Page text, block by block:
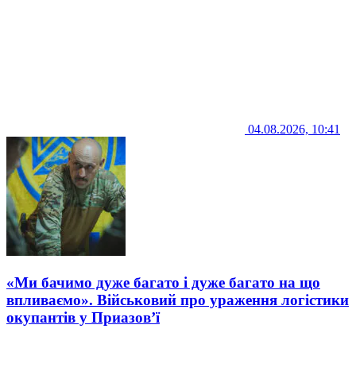
04.08.2026, 10:41
«Ми бачимо дуже багато і дуже багато на що
впливаємо». Військовий про ураження логістики
окупантів у Приазов’ї